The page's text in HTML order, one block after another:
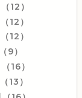
12）
12）
12）
9）
16）
13）